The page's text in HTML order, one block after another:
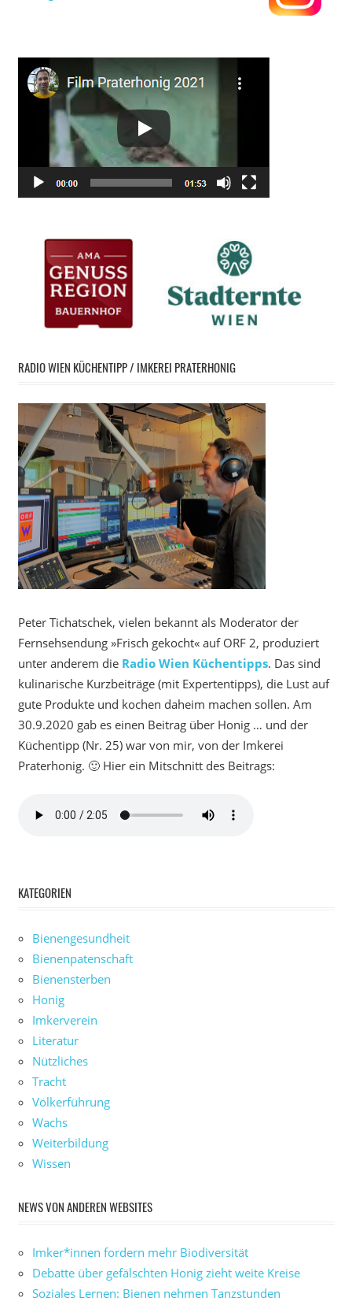
RADIO WIEN KÜCHENTIPP / IMKEREI PRATERHONIG
Peter Tichatschek, vielen bekannt als Moderator der
Fernsehsendung »Frisch gekocht« auf ORF 2, produziert
unter anderem die Radio Wien Küchentipps. Das sind
kulinarische Kurzbeiträge (mit Expertentipps), die Lust auf
gute Produkte und kochen daheim machen sollen. Am
30.9.2020 gab es einen Beitrag über Honig … und der
Küchentipp (Nr. 25) war von mir, von der Imkerei
Praterhonig. 🙂 Hier ein Mitschnitt des Beitrags:
KATEGORIEN
Bienengesundheit
Bienenpatenschaft
Bienensterben
Honig
Imkerverein
Literatur
Nützliches
Tracht
Völkerführung
Wachs
Weiterbildung
Wissen
NEWS VON ANDEREN WEBSITES
Imker*innen fordern mehr Biodiversität
Debatte über gefälschten Honig zieht weite Kreise
Soziales Lernen: Bienen nehmen Tanzstunden